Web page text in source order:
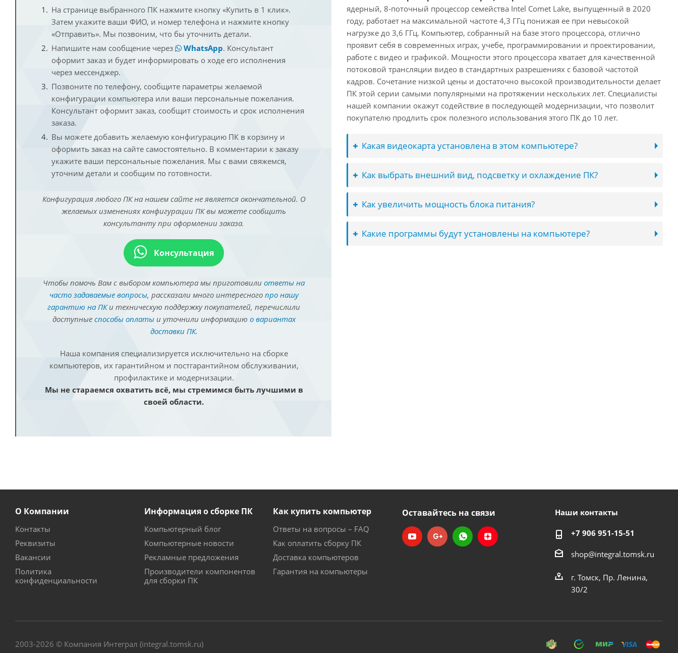
На странице выбранного ПК нажмите кнопку «Купить в 1 клик».
Затем укажите ваши ФИО, и номер телефона и нажмите кнопку
«Отправить». Мы позвоним, что бы уточнить детали.
Напишите нам сообщение через
WhatsApp. Консультант
оформит заказ и будет информировать о ходе его исполнения
через мессенджер.
Позвоните по телефону, сообщите параметры желаемой
конфигурации компьютера или ваши персональные пожелания.
Консультант оформит заказ, сообщит стоимость и срок исполнения
заказа.
Вы можете добавить желаемую конфигурацию ПК в корзину и
оформить заказ на сайте самостоятельно. В комментарии к заказу
укажите ваши персональные пожелания. Мы с вами свяжемся,
уточним детали и сообщим по готовности.
Конфигурация любого ПК на нашем сайте не является окончательной. О
желаемых изменениях конфигурации ПК вы можете сообщить
консультанту при оформлении заказа.
Консультация
Чтобы помочь Вам с выбором компьютера мы приготовили ответы на
часто задаваемые вопросы, рассказали много интересного про нашу
гарантию на ПКи техническую поддержку покупателей, перечислили
доступные способы оплатыи уточнили информацию о вариантах
доставки ПК.
Наша компания специализируется исключительно на сборке
компьютеров, их гарантийном и постгарантийном обслуживании,
профилактике и модернизации.
Мы не стараемся охватить всё, мы стремимся быть лучшими в
своей области.
ядерный, 8-поточный процессор семейства Intel Comet Lake, выпущенный в 2020
году, работает на максимальной частоте 4,3 ГГц понижая ее при невысокой
нагрузке до 3,6 ГГц. Компьютер, собранный на базе этого процессора, отлично
проявит себя в современных играх, учебе, программировании и проектировании,
работе с видео и графикой. Мощности этого процессора хватает для качественной
потоковой трансляции видео в стандартных разрешениях с базовой частотой
кадров. Сочетание низкой цены и достаточно высокой производительности делает
ПК этой серии самыми популярными на протяжении нескольких лет. Специалисты
нашей компании окажут содействие в последующей модернизации, что позволит
покупателю продлить срок полезного использования этого ПК до 10 лет.
Какая видеокарта установлена в этом компьютере?
Как выбрать внешний вид, подсветку и охлаждение ПК?
Как увеличить мощность блока питания?
Какие программы будут установлены на компьютере?
О Компании
Контакты
Реквизиты
Вакансии
Политика
конфиденциальности
Информация о сборке ПК
Компьютерный блог
Компьютерные новости
Рекламные предложения
Производители компонентов
для сборки ПК
Как купить компьютер
Ответы на вопросы – FAQ
Как оплатить сборку ПК
Доставка компьютеров
Гарантия на компьютеры
Оставайтесь на связи Наши контакты
+7 906 951-15-51
shop@integral.tomsk.ru
г. Томск, Пр. Ленина,
30/2
2003-2026 © Компания Интеграл (integral.tomsk.ru)